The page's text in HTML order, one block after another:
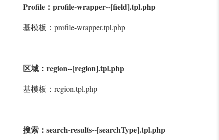
Profile：profile-wrapper--[field].tpl.php
基模板：profile-wrapper.tpl.php
区域：region--[region].tpl.php
基模板：region.tpl.php
搜索：search-results--[searchType].tpl.php